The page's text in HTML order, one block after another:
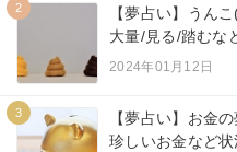
2
【夢占い】うん
大量/見る/踏むな
2024年01月12日
3
【夢占い】お金
珍しいお金など状